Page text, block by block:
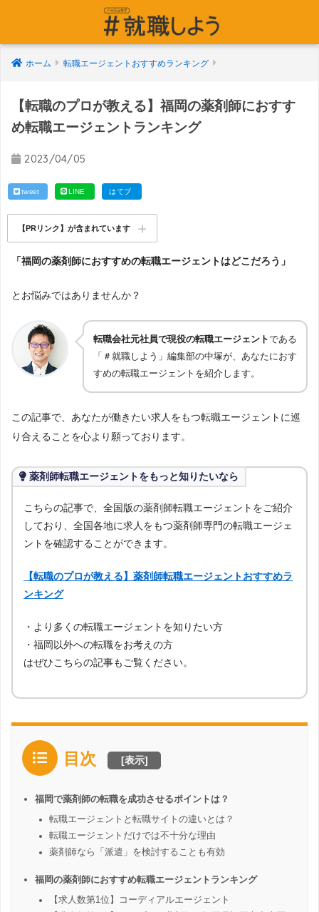
ホーム 転職エージェントおすすめランキング
【転職のプロが教える】福岡の薬剤師におすす
め転職エージェントランキング
2023/04/05
tweet LINE はてブ
【PRリンク】が含まれています
「福岡の薬剤師におすすめの転職エージェントはどこだろう」
とお悩みではありませんか？
転職会社元社員で現役の転職エージェントである
「＃就職しよう」編集部の中塚が、あなたにおす
すめの転職エージェントを紹介します。
この記事で、あなたが働きたい求人をもつ転職エージェントに巡
り合えることを心より願っております。
薬剤師転職エージェントをもっと知りたいなら
こちらの記事で、全国版の薬剤師転職エージェントをご紹介
しており、全国各地に求人をもつ薬剤師専門の転職エージェ
ントを確認することができます。
【転職のプロが教える】薬剤師転職エージェントおすすめラ
ンキング
・より多くの転職エージェントを知りたい方
・福岡以外への転職をお考えの方
はぜひこちらの記事もご覧ください。
目次 [表示]
福岡で薬剤師の転職を成功させるポイントは？
転職エージェントと転職サイトの違いとは？
転職エージェントだけでは不十分な理由
薬剤師なら「派遣」を検討することも有効
福岡の薬剤師におすすめ転職エージェントランキング
【求人数第1位】コーディアルエージェント